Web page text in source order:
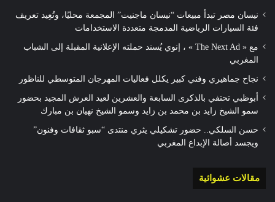
نيسان مصر تبدأ مبيعات “نيسان ماجنيت” المجمعة محليًا، وتُعِيد تعريف
فئة السيارات الرياضية المدمجة متعددة الاستخدامات
مع « The Next Ad » ، إنوي يُسند حملته الإعلانية المقبلة إلى الشباب
المغربي
نجاح جماهيري وفني كبير يكلل فعاليات المهرجان المتوسطي للناظور
أبوظبي تحتفي بالذكرى السابعة والعشرين لعيد العرش المجيد بحضور
سمو الشيخ زايد بن محمد بن زايد وسمو الشيخ نهيان بن مبارك
حسن السلكي.. حضور تشكيلي يثري منتدى “سبو ثقافات وفنون”
ويجسد أصالة الإبداع المغربي
مقالات عشوائية